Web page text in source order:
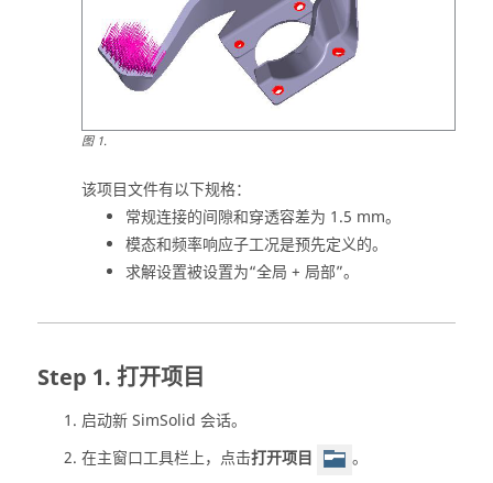
图1.
该项目文件有以下规格：
常规连接的间隙和穿透容差为 1.5 mm。
模态和频率响应子工况是预先定义的。
求解设置被设置为“全局 + 局部”。
打开项目
启动新SimSolid 会话。
在主窗口工具栏上，点击打开项目
。